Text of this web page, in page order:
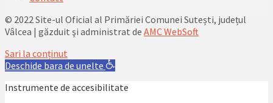
© 2022 Site-ul Oficial al Primăriei Comunei Sutești, județul
Vâlcea | găzduit şi administrat de AMC WebSoft
Sari la conținut
Deschide bara de unelte
Instrumente de accesibilitate